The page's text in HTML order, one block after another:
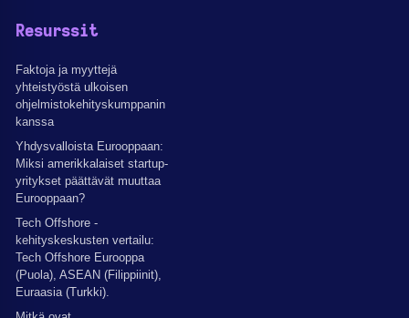
Resurssit
Faktoja ja myyttejä
yhteistyöstä ulkoisen
ohjelmistokehityskumppanin
kanssa
Yhdysvalloista Eurooppaan:
Miksi amerikkalaiset startup-
yritykset päättävät muuttaa
Eurooppaan?
Tech Offshore -
kehityskeskusten vertailu:
Tech Offshore Eurooppa
(Puola), ASEAN (Filippiinit),
Euraasia (Turkki).